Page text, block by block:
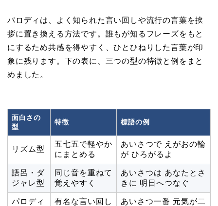
パロディは、よく知られた言い回しや流行の言葉を挨
拶に置き換える方法です。誰もが知るフレーズをもと
にするため共感を得やすく、ひとひねりした言葉が印
象に残ります。下の表に、三つの型の特徴と例をまと
めました。
面白さの
型
特徴 標語の例
リズム型
五七五で軽やか
にまとめる
あいさつで えがおの輪
が ひろがるよ
語呂・ダ
ジャレ型
同じ音を重ねて
覚えやすく
あいさつは あなたとさ
きに 明日へつなぐ
パロディ
有名な言い回し
あいさつ一番 元気が二